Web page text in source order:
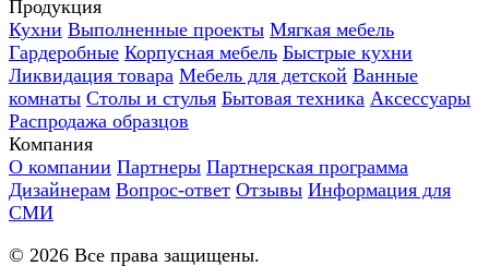
Продукция
Кухни Выполненные проекты Мягкая мебель
Гардеробные Корпусная мебель Быстрые кухни
Ликвидация товара Мебель для детской Ванные
комнаты Столы и стулья Бытовая техника Аксессуары
Распродажа образцов
Компания
О компании Партнеры Партнерская программа
Дизайнерам Вопрос-ответ Отзывы Информация для
СМИ
© 2026 Все права защищены.